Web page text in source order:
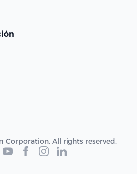
Corporation. All rights reserved.